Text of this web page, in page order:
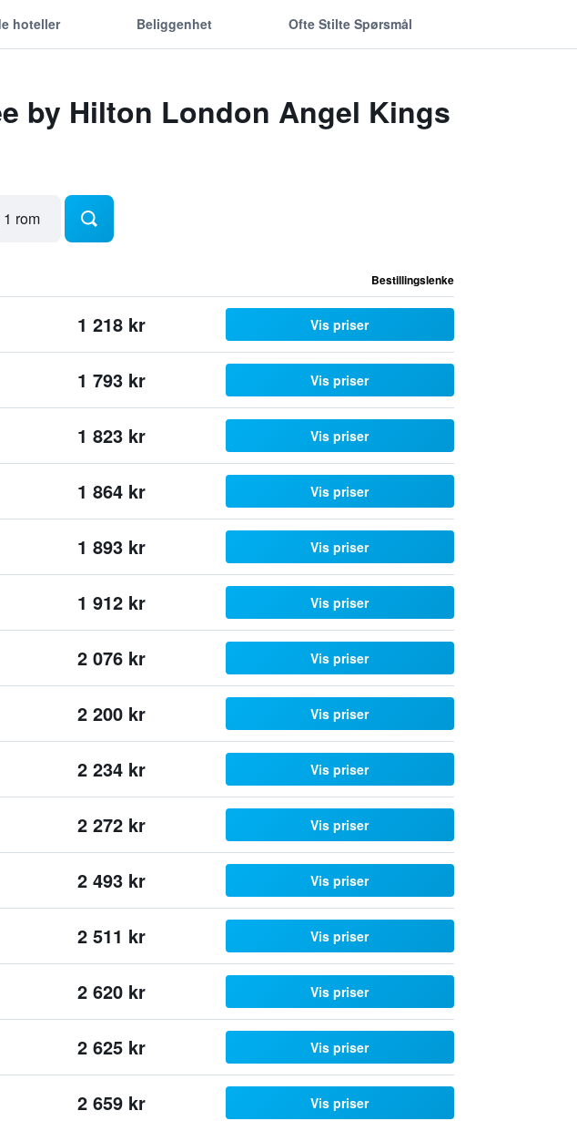
hoteller Beliggenhet Ofte Stilte Spørsmål
by Hilton London Angel Kings
rom
Bestillingslenke
1 218 kr Vis priser
1 793 kr Vis priser
1 823 kr Vis priser
1 864 kr Vis priser
1 893 kr Vis priser
1 912 kr Vis priser
2 076 kr Vis priser
2 200 kr Vis priser
2 234 kr Vis priser
2 272 kr Vis priser
2 493 kr Vis priser
2 511 kr Vis priser
2 620 kr Vis priser
2 625 kr Vis priser
2 659 kr Vis priser